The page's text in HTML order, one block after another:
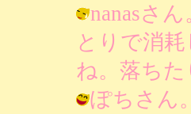
nanasさ
とりで消
ね。落ちた
ぽちさん